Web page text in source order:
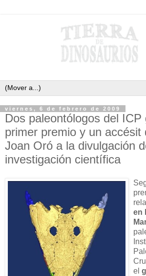
viernes, 6 de febrero de 2009
Dos paleontólogos del ICP
primer premio y un accésit
Joan Oró a la divulgación
investigación científica
en
el